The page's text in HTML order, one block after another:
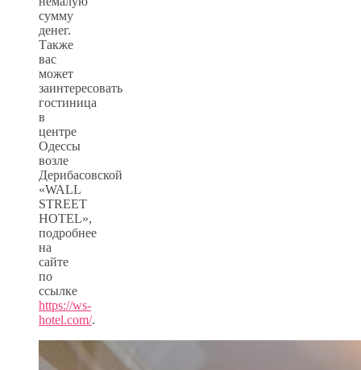
сумму
денег.
Также
вас
может
заинтересовать
гостиница
в
центре
Одессы
возле
Дерибасовской
«WALL
STREET
HOTEL»,
подробнее
на
сайте
по
ссылке
https://ws-
hotel.com/.